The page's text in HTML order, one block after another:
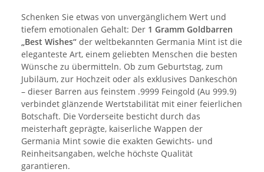
Schenken Sie etwas von unvergänglichem Wert und
tiefem emotionalen Gehalt: Der 1 Gramm Goldbarren
„Best Wishes“ der weltbekannten Germania Mint ist die
eleganteste Art, einem geliebten Menschen die besten
Wünsche zu übermitteln. Ob zum Geburtstag, zum
Jubiläum, zur Hochzeit oder als exklusives Dankeschön
– dieser Barren aus feinstem .9999 Feingold (Au 999.9)
verbindet glänzende Wertstabilität mit einer feierlichen
Botschaft. Die Vorderseite besticht durch das
meisterhaft geprägte, kaiserliche Wappen der
Germania Mint sowie die exakten Gewichts- und
Reinheitsangaben, welche höchste Qualität
garantieren.